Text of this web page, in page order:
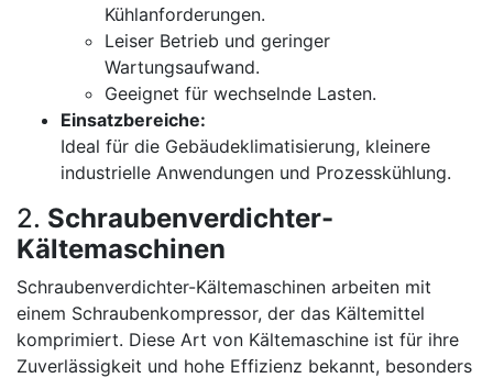
Kühlanforderungen.
Leiser Betrieb und geringer
Wartungsaufwand.
Geeignet für wechselnde Lasten.
Einsatzbereiche:
Ideal für die Gebäudeklimatisierung, kleinere
industrielle Anwendungen und Prozesskühlung.
2. Schraubenverdichter-
Kältemaschinen
Schraubenverdichter-Kältemaschinen arbeiten mit
einem Schraubenkompressor, der das Kältemittel
komprimiert. Diese Art von Kältemaschine ist für ihre
Zuverlässigkeit und hohe Effizienz bekannt, besonders